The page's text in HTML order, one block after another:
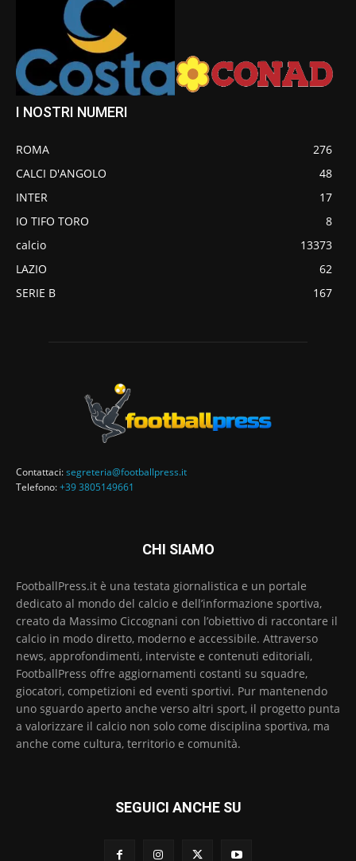
I NOSTRI NUMERI
ROMA
276
CALCI D'ANGOLO
48
INTER
17
IO TIFO TORO
8
calcio
13373
LAZIO
62
SERIE B
167
Contattaci:segreteria@footballpress.it
Telefono:+39 3805149661
CHI SIAMO
FootballPress.it è una testata giornalistica e un portale
dedicato al mondo del calcio e dell’informazione sportiva,
creato da Massimo Ciccognani con l’obiettivo di raccontare il
calcio in modo diretto, moderno e accessibile. Attraverso
news, approfondimenti, interviste e contenuti editoriali,
FootballPress offre aggiornamenti costanti su squadre,
giocatori, competizioni ed eventi sportivi. Pur mantenendo
uno sguardo aperto anche verso altri sport, il progetto punta
a valorizzare il calcio non solo come disciplina sportiva, ma
anche come cultura, territorio e comunità.
SEGUICI ANCHE SU